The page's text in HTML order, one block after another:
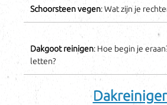
Schoorsteen vegen: Wat zijn je
Dakgoot reinigen: Hoe begin je
letten?